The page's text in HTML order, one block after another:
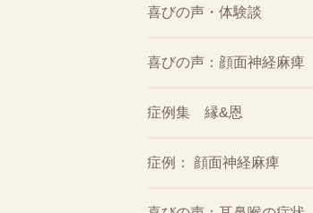
喜びの声・体験談
喜びの声：顔面神経麻痺
症例集 縁&恩
症例： 顔面神経麻痺